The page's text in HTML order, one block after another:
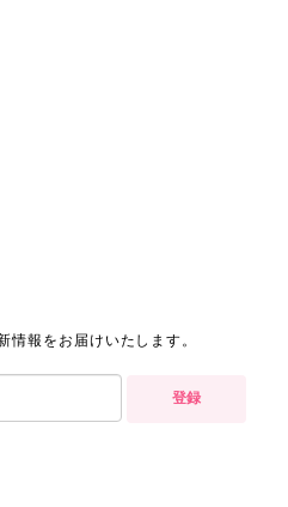
情報をお届けいたします。
登録